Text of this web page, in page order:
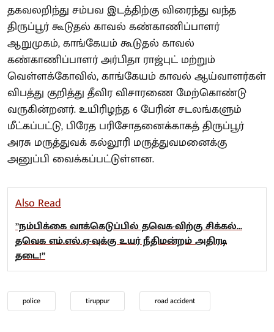
தகவலறிந்து சம்பவ இடத்திற்கு விரைந்து வந்த
திருப்பூர் கூடுதல் காவல் கண்காணிப்பாளர்
ஆறுமுகம், காங்கேயம் கூடுதல் காவல்
கண்காணிப்பாளர் அர்பிதா ராஜ்புட் மற்றும்
வெள்ளக்கோவில், காங்கேயம் காவல் ஆய்வாளர்கள்
விபத்து குறித்து தீவிர விசாரணை மேற்கொண்டு
வருகின்றனர். உயிரிழந்த 6 பேரின் சடலங்களும்
மீட்கப்பட்டு, பிரேத பரிசோதனைக்காகத் திருப்பூர்
அரசு மருத்துவக் கல்லூரி மருத்துவமனைக்கு
அனுப்பி வைக்கப்பட்டுள்ளன.
Also Read
”நம்பிக்கை வாக்கெடுப்பில் தவெக-விற்கு சிக்கல்...
தவெக எம்.எல்.ஏ-வுக்கு உயர் நீதிமன்றம் அதிரடி
தடை!”
police tiruppur road accident